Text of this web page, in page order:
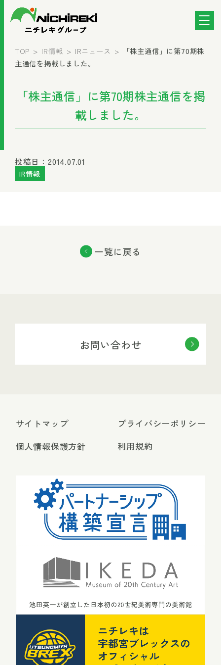
TOP IR情報 IRニュース
「株主通信」に第70期株
主通信を掲載しました。
「株主通信」に第70期株主通信を掲
載しました。
投稿日：2014.07.01
IR情報
一覧に戻る
お問い合わせ
サイトマップ
個人情報保護方針
プライバシーポリシー
利用規約